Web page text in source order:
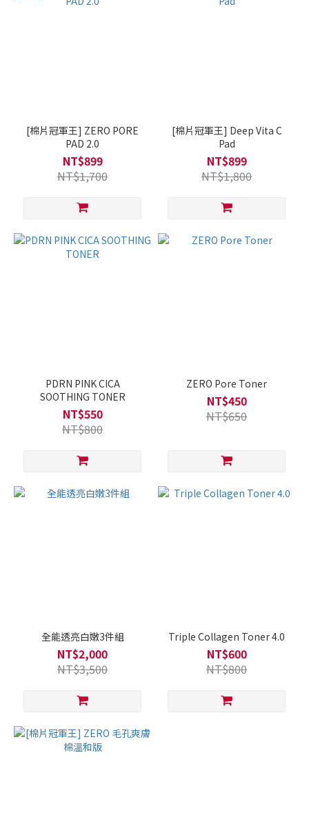
[棉片冠軍王] ZERO PORE
PAD 2.0
NT$899
NT$1,700
[棉片冠軍王] Deep Vita C
Pad
NT$899
NT$1,800
PDRN PINK CICA
SOOTHING TONER
NT$550
NT$800
ZERO Pore Toner
NT$450
NT$650
全能透亮白嫩3件組
NT$2,000
NT$3,500
Triple Collagen Toner 4.0
NT$600
NT$800